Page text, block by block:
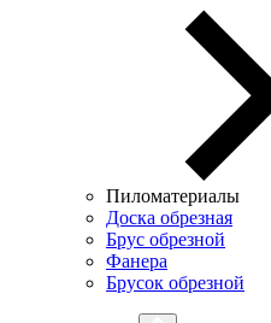
Пиломатериалы
Доска обрезная
Брус обрезной
Фанера
Брусок обрезной